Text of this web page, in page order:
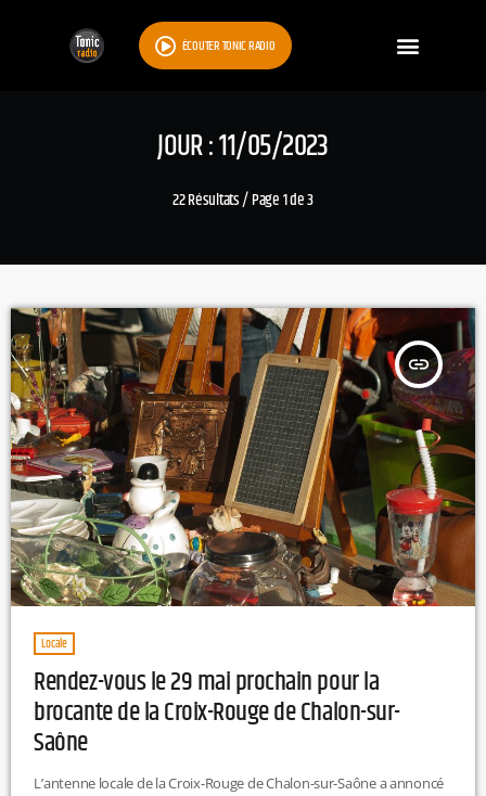
ÉCOUTER TONIC RADIO
JOUR : 11/05/2023
22 Résultats / Page 1 de 3
insert_link
Locale
Rendez-vous le 29 mai prochain pour la
brocante de la Croix-Rouge de Chalon-sur-
Saône
L’antenne locale de la Croix-Rouge de Chalon-sur-Saône a annoncé